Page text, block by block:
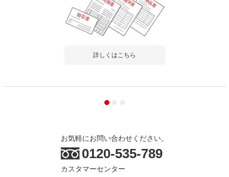
詳しくはこちら
お気軽にお問い合わせください。
0120-535-789
カスタマーセンター